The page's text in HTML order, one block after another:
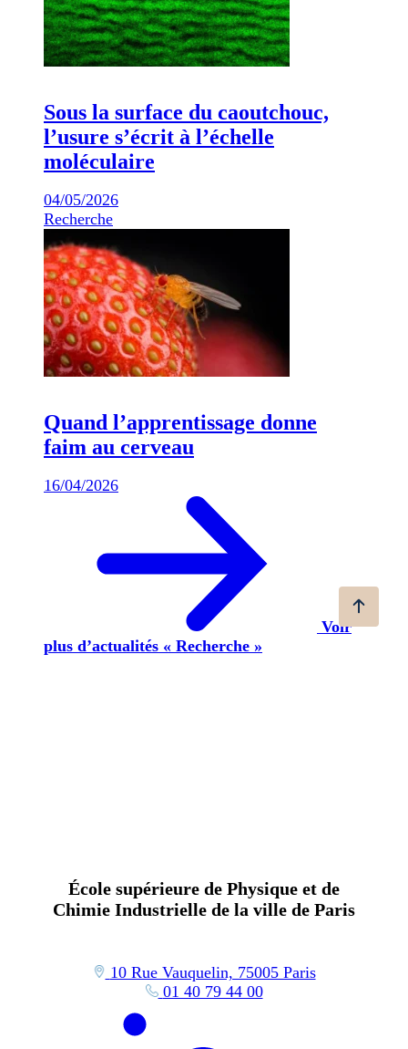
Sous la surface du caoutchouc,
l’usure s’écrit à l’échelle
moléculaire
04/05/2026
Recherche
Quand l’apprentissage donne
faim au cerveau
16/04/2026
Voir
plus d’actualités « Recherche »
École supérieure de Physique et de
Chimie Industrielle de la ville de Paris
10 Rue Vauquelin, 75005 Paris
01 40 79 44 00